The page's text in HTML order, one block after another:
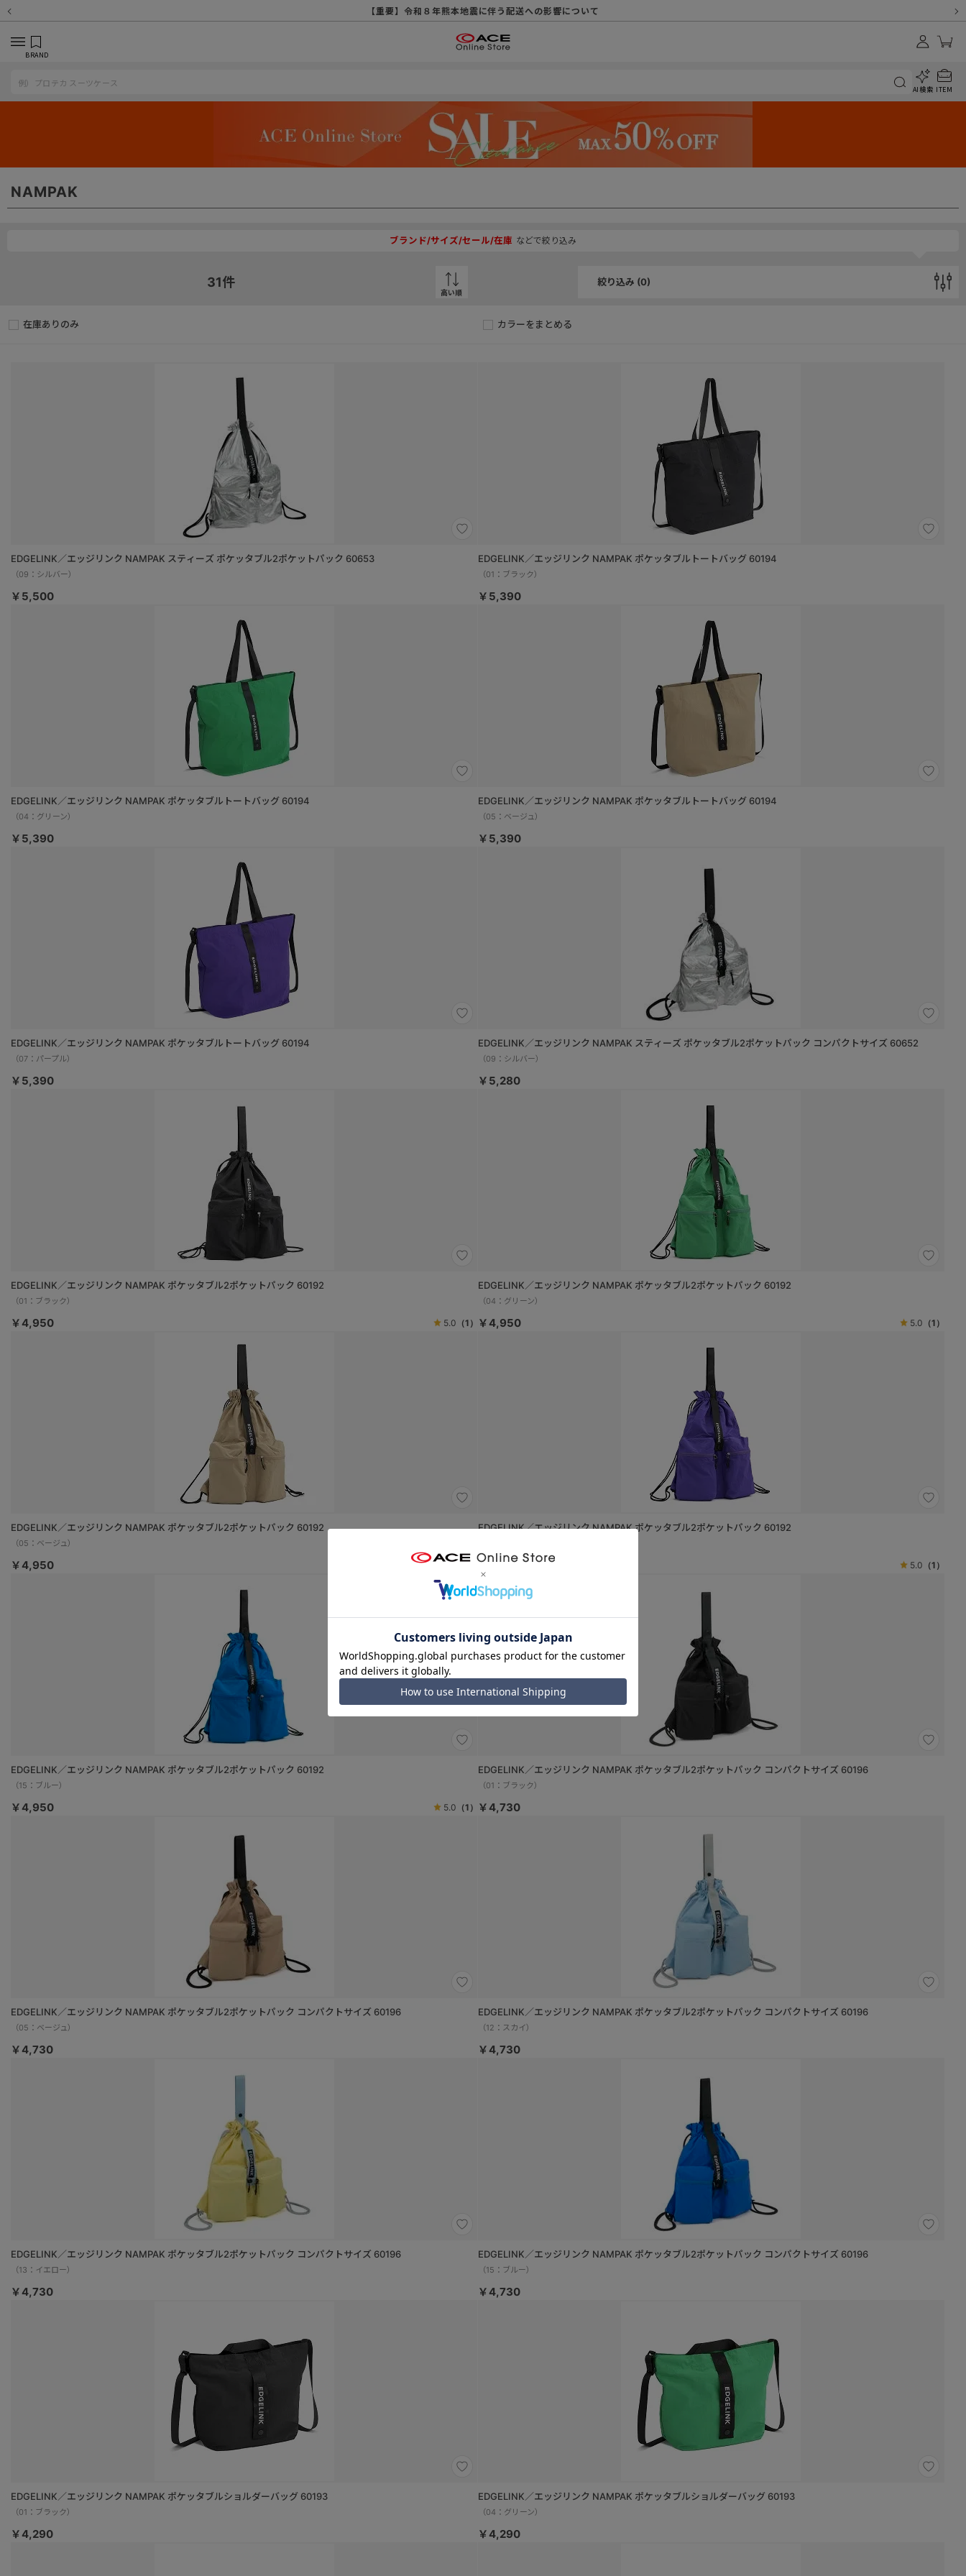
【重要】令和８年熊本地震に伴う配送への影響について
【重要】納品書・領収書ペーパーレス化（電子化）のお知らせ
【重要】天候不良や交通状況・物量増等に伴う配送への影響について
【重要】悪質な詐欺サイトにご注意ください
【重要】各種メールが届かない場合に関しまして
【重要】お問い合わせのご対応に関しまして
【重要】SNSのなりすまし詐欺にご注意ください
BRAND
AI検索 ITEM
NAMPAK
ブランド/サイズ/セール/在庫 などで絞り込み
31件
高い順
絞り込み (0)
在庫ありのみ カラーをまとめる
EDGELINK／エッジリンク NAMPAK スティーズ ポケッタブル2ポケットパック 60653
（09：シルバー）
￥5,500
EDGELINK／エッジリンク NAMPAK ポケッタブルトートバッグ 60194
（01：ブラック）
￥5,390
EDGELINK／エッジリンク NAMPAK ポケッタブルトートバッグ 60194
（04：グリーン）
￥5,390
EDGELINK／エッジリンク NAMPAK ポケッタブルトートバッグ 60194
（05：ベージュ）
￥5,390
EDGELINK／エッジリンク NAMPAK ポケッタブルトートバッグ 60194
（07：パープル）
￥5,390
EDGELINK／エッジリンク NAMPAK スティーズ ポケッタブル2ポケットパック コンパクトサイズ 60652
（09：シルバー）
￥5,280
EDGELINK／エッジリンク NAMPAK ポケッタブル2ポケットパック 60192
（01：ブラック）
￥4,950 5.0 （1）
EDGELINK／エッジリンク NAMPAK ポケッタブル2ポケットパック 60192
（04：グリーン）
￥4,950 5.0 （1）
EDGELINK／エッジリンク NAMPAK ポケッタブル2ポケットパック 60192
（05：ベージュ）
￥4,950 5.0 （1）
EDGELINK／エッジリンク NAMPAK ポケッタブル2ポケットパック 60192
￥4,950 5.0 （1）
EDGELINK／エッジリンク NAMPAK ポケッタブル2ポケットパック 60192
（15：ブルー）
￥4,950 5.0 （1）
EDGELINK／エッジリンク NAMPAK ポケッタブル2ポケットパック コンパクトサイズ 60196
（01：ブラック）
￥4,730
EDGELINK／エッジリンク NAMPAK ポケッタブル2ポケットパック コンパクトサイズ 60196
（05：ベージュ）
￥4,730
EDGELINK／エッジリンク NAMPAK ポケッタブル2ポケットパック コンパクトサイズ 60196
（12：スカイ）
￥4,730
EDGELINK／エッジリンク NAMPAK ポケッタブル2ポケットパック コンパクトサイズ 60196
（13：イエロー）
￥4,730
EDGELINK／エッジリンク NAMPAK ポケッタブル2ポケットパック コンパクトサイズ 60196
（15：ブルー）
￥4,730
EDGELINK／エッジリンク NAMPAK ポケッタブルショルダーバッグ 60193
（01：ブラック）
￥4,290
EDGELINK／エッジリンク NAMPAK ポケッタブルショルダーバッグ 60193
（04：グリーン）
￥4,290